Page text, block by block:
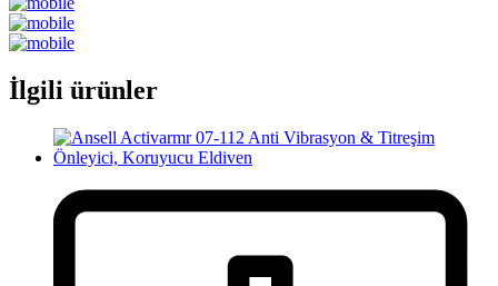
İlgili ürünler